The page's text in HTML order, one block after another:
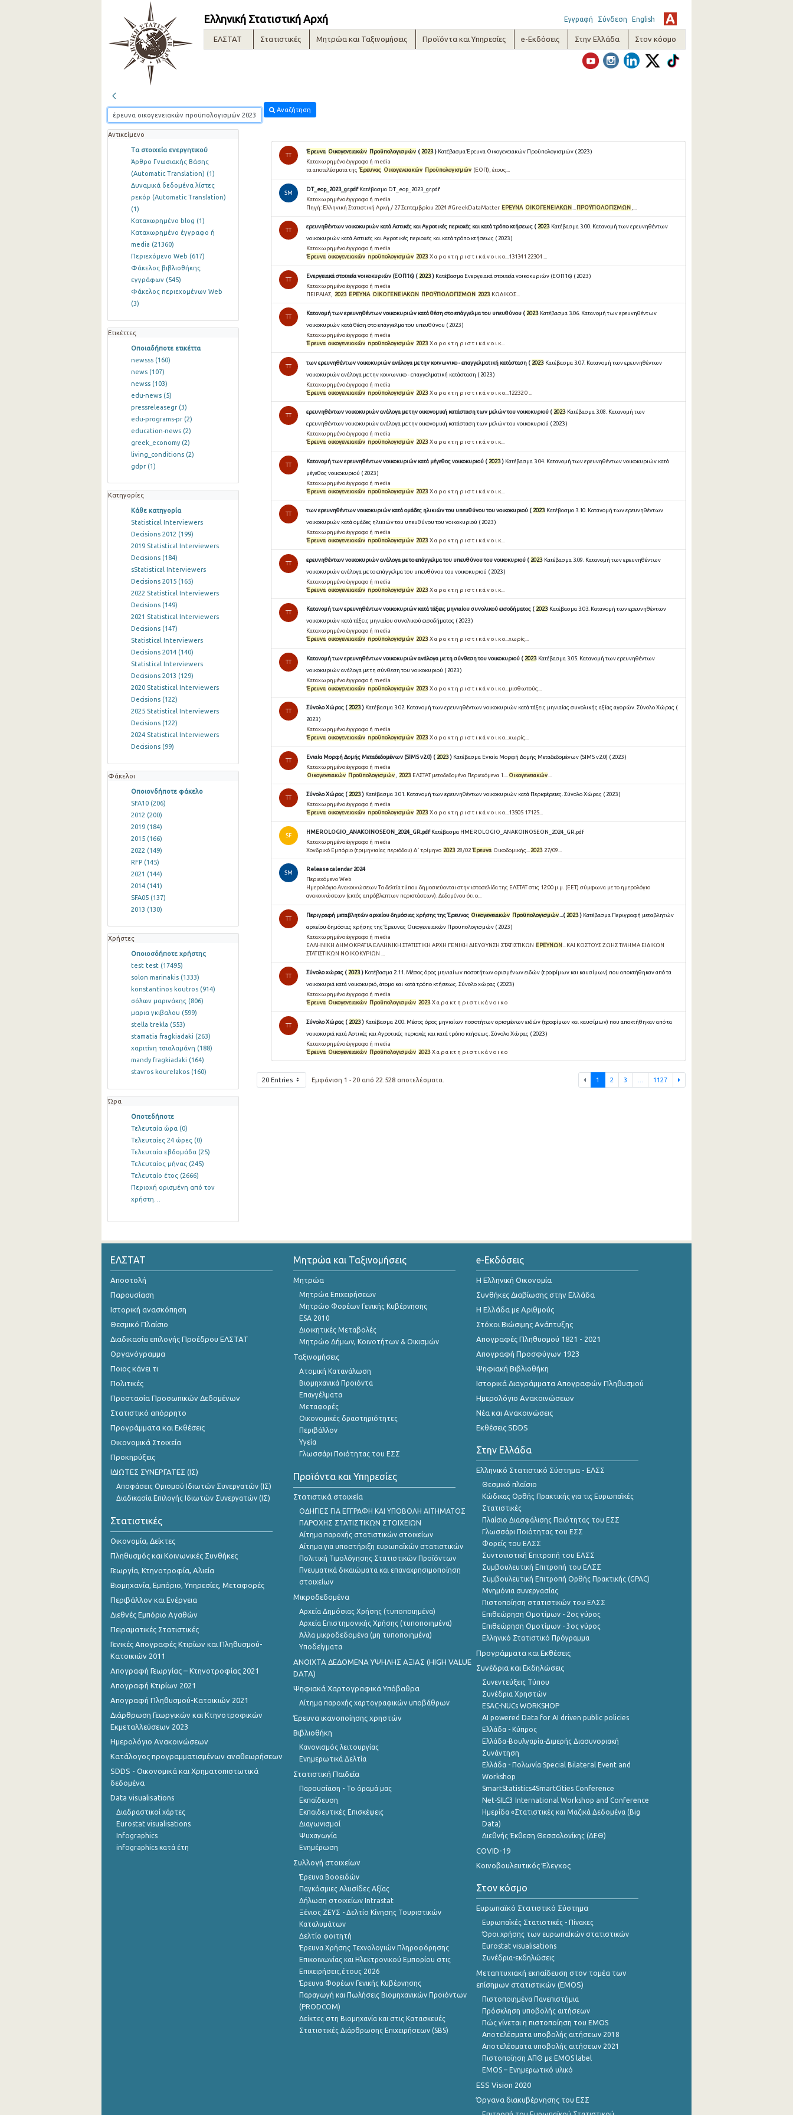
Ελληνική Στατιστική Αρχή Εγγραφή Σύνδεση English
ΕΛΣΤΑΤ Στατιστικές Μητρώα και Ταξινομήσεις Προϊόντα και Υπηρεσίες e-Εκδόσεις Στην Ελλάδα Στον κόσμο
Αναζήτηση
Αντικείμενο
Τα στοιχεία ενεργητικού
Άρθρο Γνωσιακής Βάσης
(Automatic Translation) (1)
Δυναμικά δεδομένα λίστες
ρεκόρ (Automatic Translation)
(1)
Καταχωρημένο blog (1)
Καταχωρημένο έγγραφο ή
media (21360)
Περιεχόμενο Web (617)
Φάκελος βιβλιοθήκης
εγγράφων (545)
Φάκελος περιεχομένων Web
(3)
Ετικέττες
Οποιαδήποτε ετικέττα
newsss (160)
news (107)
newss (103)
edu-news (5)
pressreleasegr (3)
edu-programs-pr (2)
education-news (2)
greek_economy (2)
living_conditions (2)
gdpr (1)
Κατηγορίες
Κάθε κατηγορία
Statistical Interviewers
Decisions 2012 (199)
2019 Statistical Interviewers
Decisions (184)
sStatistical Interviewers
Decisions 2015 (165)
2022 Statistical Interviewers
Decisions (149)
2021 Statistical Interviewers
Decisions (147)
Statistical Interviewers
Decisions 2014 (140)
Statistical Interviewers
Decisions 2013 (129)
2020 Statistical Interviewers
Decisions (122)
2025 Statistical Interviewers
Decisions (122)
2024 Statistical Interviewers
Decisions (99)
Φάκελοι
Οποιονδήποτε φάκελο
SFA10 (206)
2012 (200)
2019 (184)
2015 (166)
2022 (149)
RFP (145)
2021 (144)
2014 (141)
SFA05 (137)
2013 (130)
Χρήστες
Οποιοσδήποτε χρήστης
test test (17495)
solon marinakis (1333)
konstantinos koutros (914)
σόλων μαρινάκης (806)
μαρια γκιβαλου (599)
stella trekla (553)
stamatia fragkiadaki (263)
χαριτίνη τσιαλαμάνη (188)
mandy fragkiadaki (164)
stavros kourelakos (160)
Ώρα
Οποτεδήποτε
Τελευταία ώρα (0)
Τελευταίες 24 ώρες (0)
Τελευταία εβδομάδα (25)
Τελευταίος μήνας (245)
Τελευταίο έτος (2666)
Περιοχή ορισμένη από τον
χρήστη…
TT
Έρευνα Οικογενειακών Προϋπολογισμών ( 2023) Κατέβασμα Έρευνα Οικογενειακών Προϋπολογισμών ( 2023 )
Καταχωρημένο έγγραφο ή media
τα αποτελέσματα της Έρευνας Οικογενειακών Προϋπολογισμών (ΕΟΠ), έτους...
SM
DT_eop_2023_gr.pdf Κατέβασμα DT_eop_2023_gr.pdf
Καταχωρημένο έγγραφο ή media
Πηγή: Ελληνική Στατιστική Αρχή / 27 Σεπτεμβρίου 2024 #GreekDataMatter ΕΡΕΥΝΑ ΟΙΚΟΓΕΝΕΙΑΚΩΝ ΠΡΟΫΠΟΛΟΓΙΣΜΩΝ
TT
ερευνηθέντων νοικοκυριών κατά Αστικές και Αγροτικές περιοχές και κατά τρόπο κτήσεως ( 2023 Κατέβασμα 3.00. Κατανομή των ερευνηθέντων
νοικοκυριών κατά Αστικές και Αγροτικές περιοχές και κατά τρόπο κτήσεως ( 2023 )
Καταχωρημένο έγγραφο ή media
Έρευνα οικογενειακών προϋπολογισμών 2023 Χ α ρ α κ τ η ρ ι σ τ ι κ ά ν ο ι κ ο...131341 22304 ...
TT
Ενεργειακά στοιχεία νοικοκυριών (ΕΟΠ16) ( 2023) Κατέβασμα Ενεργειακά στοιχεία νοικοκυριών (ΕΟΠ16) ( 2023 )
Καταχωρημένο έγγραφο ή media
ΠΕΙΡΑΙΑΣ,
2023 ΕΡΕΥΝΑ ΟΙΚΟΓΕΝΕΙΑΚΩΝ ΠΡΟΫΠΟΛΟΓΙΣΜΩΝ 2023 ΚΩΔΙΚΟΣ...
TT
Κατανομή των ερευνηθέντων νοικοκυριών κατά θέση στο επάγγελμα του υπευθύνου ( 2023 Κατέβασμα 3.06. Κατανομή των ερευνηθέντων
νοικοκυριών κατά θέση στο επάγγελμα του υπευθύνου ( 2023 )
Καταχωρημένο έγγραφο ή media
Έρευνα οικογενειακών προϋπολογισμών 2023 Χ α ρ α κ τ η ρ ι σ τ ι κ ά ν ο ι κ...
TT
των ερευνηθέντων νοικοκυριών ανάλογα με την κοινωνικο - επαγγελματική κατάσταση ( 2023 Κατέβασμα 3.07. Κατανομή των ερευνηθέντων
νοικοκυριών ανάλογα με την κοινωνικο - επαγγελματική κατάσταση ( 2023 )
Καταχωρημένο έγγραφο ή media
Έρευνα οικογενειακών προϋπολογισμών 2023 Χ α ρ α κ τ η ρ ι σ τ ι κ ά ν ο ι κ ο...12232 0 ...
TT
ερευνηθέντων νοικοκυριών ανάλογα με την οικονομική κατάσταση των μελών του νοικοκυριού ( 2023 Κατέβασμα 3.08. Κατανομή των
ερευνηθέντων νοικοκυριών ανάλογα με την οικονομική κατάσταση των μελών του νοικοκυριού ( 2023 )
Καταχωρημένο έγγραφο ή media
Έρευνα οικογενειακών προϋπολογισμών 2023 Χ α ρ α κ τ η ρ ι σ τ ι κ ά ν ο ι κ...
TT
Κατανομή των ερευνηθέντων νοικοκυριών κατά μέγεθος νοικοκυριού ( 2023) Κατέβασμα 3.04. Κατανομή των ερευνηθέντων νοικοκυριών κατά
μέγεθος νοικοκυριού ( 2023 )
Καταχωρημένο έγγραφο ή media
Έρευνα οικογενειακών προϋπολογισμών 2023 Χ α ρ α κ τ η ρ ι σ τ ι κ ά ν ο ι κ...
TT
των ερευνηθέντων νοικοκυριών κατά ομάδες ηλικιών του υπευθύνου του νοικοκυριού ( 2023 Κατέβασμα 3.10. Κατανομή των ερευνηθέντων
νοικοκυριών κατά ομάδες ηλικιών του υπευθύνου του νοικοκυριού ( 2023 )
Καταχωρημένο έγγραφο ή media
Έρευνα οικογενειακών προϋπολογισμών 2023 Χ α ρ α κ τ η ρ ι σ τ ι κ ά ν ο ι κ...
TT
ερευνηθέντων νοικοκυριών ανάλογα με το επάγγελμα του υπευθύνου του νοικοκυριού ( 2023 Κατέβασμα 3.09. Κατανομή των ερευνηθέντων
νοικοκυριών ανάλογα με το επάγγελμα του υπευθύνου του νοικοκυριού ( 2023 )
Καταχωρημένο έγγραφο ή media
Έρευνα οικογενειακών προϋπολογισμών 2023 Χ α ρ α κ τ η ρ ι σ τ ι κ ά ν ο ι κ...
TT
Κατανομή των ερευνηθέντων νοικοκυριών κατά τάξεις μηνιαίου συνολικού εισοδήματος ( 2023 Κατέβασμα 3.03. Κατανομή των ερευνηθέντων
νοικοκυριών κατά τάξεις μηνιαίου συνολικού εισοδήματος ( 2023 )
Καταχωρημένο έγγραφο ή media
Έρευνα οικογενειακών προϋπολογισμών 2023 Χ α ρ α κ τ η ρ ι σ τ ι κ ά ν ο ι κ ο...χωρίς...
TT
Κατανομή των ερευνηθέντων νοικοκυριών ανάλογα με τη σύνθεση του νοικοκυριού ( 2023 Κατέβασμα 3.05. Κατανομή των ερευνηθέντων
νοικοκυριών ανάλογα με τη σύνθεση του νοικοκυριού ( 2023 )
Καταχωρημένο έγγραφο ή media
Έρευνα οικογενειακών προϋπολογισμών 2023 Χ α ρ α κ τ η ρ ι σ τ ι κ ά ν ο ι κ ο...μισθωτούς...
TT
Σύνολο Χώρας ( 2023) Κατέβασμα 3.02. Κατανομή των ερευνηθέντων νοικοκυριών κατά τάξεις μηνιαίας συνολικής αξίας αγορών. Σύνολο Χώρας (
2023 )
Καταχωρημένο έγγραφο ή media
Έρευνα οικογενειακών προϋπολογισμών 2023 Χ α ρ α κ τ η ρ ι σ τ ι κ ά ν ο ι κ ο...χωρίς...
TT
Ενιαία Μορφή Δομής Μεταδεδομένων (SIMS v2.0) ( 2023) Κατέβασμα Ενιαία Μορφή Δομής Μεταδεδομένων (SIMS v2.0) ( 2023 )
Καταχωρημένο έγγραφο ή media
Οικογενειακών Προϋπολογισμών 2023 ΕΛΣΤΑΤ μεταδεδομένα Περιεχόμενα 1.... Οικογενειακών
TT
Σύνολο Χώρας ( 2023) Κατέβασμα 3.01. Κατανομή των ερευνηθέντων νοικοκυριών κατά Περιφέρειες. Σύνολο Χώρας ( 2023 )
Καταχωρημένο έγγραφο ή media
Έρευνα οικογενειακών προϋπολογισμών 2023 Χ α ρ α κ τ η ρ ι σ τ ι κ ά ν ο ι κ ο...13505 17125...
SF
HMEROLOGIO_ANAKOINOSEON_2024_GR.pdf Κατέβασμα HMEROLOGIO_ANAKOINOSEON_2024_GR.pdf
Καταχωρημένο έγγραφο ή media
Χονδρικό Εμπόριο (τριμηνιαίας περιόδου) Δ΄ τρίμηνο 2023 28/02 Έρευνα Οικοδομικής... 2023 27/09...
SM
Release calendar 2024
Περιεχόμενο Web
Ημερολόγιο Ανακοινώσεων Τα δελτία τύπου δημοσιεύονται στην ιστοσελίδα της ΕΛΣΤΑΤ στις 12:00 μ.μ. (EET) σύμφωνα με το ημερολόγιο
ανακοινώσεων (εκτός απρόβλεπτων περιστάσεων). Δεδομένου ότι ο...
TT
Περιγραφή μεταβλητών αρχείου δημόσιας χρήσης της Έρευνας Οικογενειακών Προϋπολογισμών ...( 2023) Κατέβασμα Περιγραφή μεταβλητών
αρχείου δημόσιας χρήσης της Έρευνας Οικογενειακών Προϋπολογισμών ( 2023 )
Καταχωρημένο έγγραφο ή media
ΕΛΛΗΝΙΚΗ ΔΗΜΟΚΡΑΤΙΑ ΕΛΛΗΝΙΚΗ ΣΤΑΤΙΣΤΙΚΗ ΑΡΧΗ ΓΕΝΙΚΗ ΔΙΕΥΘΥΝΣΗ ΣΤΑΤΙΣΤΙΚΩΝ ΕΡΕΥΝΩΝ ...ΚΑΙ ΚΟΣΤΟΥΣ ΖΩΗΣ ΤΜΗΜΑ ΕΙΔΙΚΩΝ
ΣΤΑΤΙΣΤΙΚΩΝ ΝΟΙΚΟΚΥΡΙΩΝ ...
TT
Σύνολο χώρας ( 2023) Κατέβασμα 2.11. Μέσος όρος μηνιαίων ποσοτήτων ορισμένων ειδών (τροφίμων και καυσίμων) που αποκτήθηκαν από τα
νοικοκυριά κατά νοικοκυριό, άτομο και κατά τρόπο κτήσεως. Σύνολο χώρας ( 2023 )
Καταχωρημένο έγγραφο ή media
Έρευνα Οικογενειακών Προϋπολογισμών 2023 Χ α ρ α κ τ η ρ ι σ τ ι κ ά ν ο ι κ ο
TT
Σύνολο Χώρας ( 2023) Κατέβασμα 2.00. Μέσος όρος μηνιαίων ποσοτήτων ορισμένων ειδών (τροφίμων και καυσίμων) που αποκτήθηκαν από τα
νοικοκυριά κατά Αστικές και Αγροτικές περιοχές και κατά τρόπο κτήσεως. Σύνολο Χώρας ( 2023 )
Καταχωρημένο έγγραφο ή media
Έρευνα Οικογενειακών Προϋπολογισμών 2023 Χ α ρ α κ τ η ρ ι σ τ ι κ ά ν ο ι κ ο
20 Entries Εμφάνιση 1 - 20 από 22.528 αποτελέσματα. 1 2 3 1127
ΕΛΣΤΑΤ
Αποστολή
Παρουσίαση
Ιστορική ανασκόπηση
Θεσμικό Πλαίσιο
Διαδικασία επιλογής Προέδρου ΕΛΣΤΑΤ
Οργανόγραμμα
Ποιος κάνει τι
Πολιτικές
Προστασία Προσωπικών Δεδομένων
Στατιστικό απόρρητο
Προγράμματα και Εκθέσεις
Οικονομικά Στοιχεία
Προκηρύξεις
ΙΔΙΩΤΕΣ ΣΥΝΕΡΓΑΤΕΣ (ΙΣ)
Αποφάσεις Ορισμού Ιδιωτών Συνεργατών (ΙΣ)
Διαδικασία Επιλογής Ιδιωτών Συνεργατών (ΙΣ)
Στατιστικές
Οικονομία, Δείκτες
Πληθυσμός και Κοινωνικές Συνθήκες
Γεωργία, Κτηνοτροφία, Αλιεία
Βιομηχανία, Εμπόριο, Υπηρεσίες, Μεταφορές
Περιβάλλον και Ενέργεια
Διεθνές Εμπόριο Αγαθών
Πειραματικές Στατιστικές
Γενικές Απογραφές Κτιρίων και Πληθυσμού-
Κατοικιών 2011
Απογραφή Γεωργίας – Κτηνοτροφίας 2021
Απογραφή Κτιρίων 2021
Απογραφή Πληθυσμού-Κατοικιών 2021
Διάρθρωση Γεωργικών και Κτηνοτροφικών
Εκμεταλλεύσεων 2023
Ημερολόγιο Ανακοινώσεων
Κατάλογος προγραμματισμένων αναθεωρήσεων
SDDS - Οικονομικά και Χρηματοπιστωτικά
δεδομένα
Data visualisations
Διαδραστικοί χάρτες
Eurostat visualisations
Infographics
infographics κατά έτη
Μητρώα και Ταξινομήσεις
Μητρώα
Μητρώα Επιχειρήσεων
Μητρώο Φορέων Γενικής Κυβέρνησης
ESA 2010
Διοικητικές Μεταβολές
Μητρώο Δήμων, Κοινοτήτων & Οικισμών
Ταξινομήσεις
Ατομική Κατανάλωση
Βιομηχανικά Προϊόντα
Επαγγέλματα
Μεταφορές
Οικονομικές δραστηριότητες
Περιβάλλον
Υγεία
Γλωσσάρι Ποιότητας του ΕΣΣ
Προϊόντα και Υπηρεσίες
Στατιστικά στοιχεία
ΟΔΗΓΙΕΣ ΓΙΑ ΕΓΓΡΑΦΗ ΚΑΙ ΥΠΟΒΟΛΗ ΑΙΤΗΜΑΤΟΣ
ΠΑΡΟΧΗΣ ΣΤΑΤΙΣΤΙΚΩΝ ΣΤΟΙΧΕΙΩΝ
Αίτημα παροχής στατιστικών στοιχείων
Αίτημα για υποστήριξη ευρωπαϊκών στατιστικών
Πολιτική Τιμολόγησης Στατιστικών Προϊόντων
Πνευματικά δικαιώματα και επαναχρησιμοποίηση
στοιχείων
Μικροδεδομένα
Αρχεία Δημόσιας Χρήσης (τυποποιημένα)
Αρχεία Επιστημονικής Χρήσης (τυποποιημένα)
Άλλα μικροδεδομένα (μη τυποποιημένα)
Υποδείγματα
ANOIXTA ΔΕΔΟΜΕΝΑ ΥΨΗΛΗΣ ΑΞΙΑΣ (HIGH VALUE
DATA)
Ψηφιακά Χαρτογραφικά Υπόβαθρα
Αίτημα παροχής χαρτογραφικών υποβάθρων
Έρευνα ικανοποίησης χρηστών
Βιβλιοθήκη
Κανονισμός λειτουργίας
Ενημερωτικά Δελτία
Στατιστική Παιδεία
Παρουσίαση - Το όραμά μας
Εκπαίδευση
Εκπαιδευτικές Επισκέψεις
Διαγωνισμοί
Ψυχαγωγία
Ενημέρωση
Συλλογή στοιχείων
Έρευνα Βοοειδών
Παγκόσμιες Αλυσίδες Αξίας
Δήλωση στοιχείων Intrastat
Ξένιος ΖΕΥΣ - Δελτίο Κίνησης Τουριστικών
Καταλυμάτων
Δελτίο φοιτητή
Έρευνα Χρήσης Τεχνολογιών Πληροφόρησης
Επικοινωνίας και Ηλεκτρονικού Εμπορίου στις
Επιχειρήσεις,έτους 2026
Έρευνα Φορέων Γενικής Κυβέρνησης
Παραγωγή και Πωλήσεις Βιομηχανικών Προϊόντων
(PRODCOM)
Δείκτες στη Βιομηχανία και στις Κατασκευές
Στατιστικές Διάρθρωσης Επιχειρήσεων (SBS)
e-Εκδόσεις
Η Ελληνική Οικονομία
Συνθήκες Διαβίωσης στην Ελλάδα
Η Ελλάδα με Αριθμούς
Στόχοι Βιώσιμης Ανάπτυξης
Απογραφές Πληθυσμού 1821 - 2021
Απογραφή Προσφύγων 1923
Ψηφιακή Βιβλιοθήκη
Ιστορικά Διαγράμματα Απογραφών Πληθυσμού
Ημερολόγιο Ανακοινώσεων
Νέα και Ανακοινώσεις
Εκθέσεις SDDS
Στην Ελλάδα
Ελληνικό Στατιστικό Σύστημα - ΕΛΣΣ
Θεσμικό πλαίσιο
Κώδικας Ορθής Πρακτικής για τις Ευρωπαϊκές
Στατιστικές
Πλαίσιο Διασφάλισης Ποιότητας του ΕΣΣ
Γλωσσάρι Ποιότητας του ΕΣΣ
Φορείς του ΕΛΣΣ
Συντονιστική Επιτροπή του ΕΛΣΣ
Συμβουλευτική Επιτροπή του ΕΛΣΣ
Συμβουλευτική Επιτροπή Ορθής Πρακτικής (GPAC)
Μνημόνια συνεργασίας
Πιστοποίηση στατιστικών του ΕΛΣΣ
Επιθεώρηση Ομοτίμων - 2ος γύρος
Επιθεώρηση Ομοτίμων - 3ος γύρος
Ελληνικό Στατιστικό Πρόγραμμα
Προγράμματα και Εκθέσεις
Συνέδρια και Εκδηλώσεις
Συνεντεύξεις Τύπου
Συνέδρια Χρηστών
ESAC-NUCs WORKSHOP
AI powered Data for AI driven public policies
Ελλάδα - Κύπρος
Ελλάδα-Βουλγαρία-Διμερής Διασυνοριακή
Συνάντηση
Ελλάδα - Πολωνία Special Bilateral Event and
Workshop
SmartStatistics4SmartCities Conference
Net-SILC3 International Workshop and Conference
Ημερίδα «Στατιστικές και Μαζικά Δεδομένα (Big
Data)
Διεθνής Έκθεση Θεσσαλονίκης (ΔΕΘ)
COVID-19
Κοινοβουλευτικός Έλεγχος
Στον κόσμο
Ευρωπαϊκό Στατιστικό Σύστημα
Ευρωπαϊκές Στατιστικές - Πίνακες
Όροι χρήσης των ευρωπαΪκών στατιστικών
Eurostat visualisations
Συνέδρια-εκδηλώσεις
Μεταπτυχιακή εκπαίδευση στον τομέα των
επίσημων στατιστικών (EMOS)
Πιστοποιημένα Πανεπιστήμια
Πρόσκληση υποβολής αιτήσεων
Πώς γίνεται η πιστοποίηση του EMOS
Αποτελέσματα υποβολής αιτήσεων 2018
Αποτελέσματα υποβολής αιτήσεων 2021
Πιστοποίηση ΑΠΘ με EMOS label
EMOS – Ενημερωτικό υλικό
ESS Vision 2020
Όργανα διακυβέρνησης του ΕΣΣ